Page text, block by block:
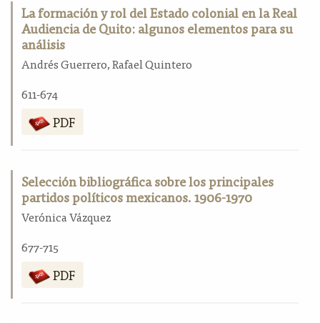
La formación y rol del Estado colonial en la Real
Audiencia de Quito: algunos elementos para su
análisis
Andrés Guerrero, Rafael Quintero
611-674
PDF
Selección bibliográfica sobre los principales
partidos políticos mexicanos. 1906-1970
Verónica Vázquez
677-715
PDF